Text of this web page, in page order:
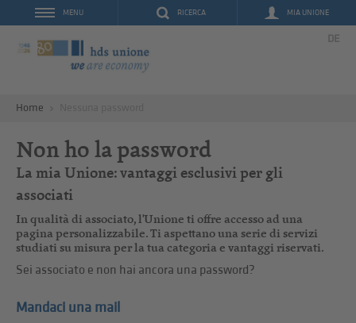
RICERCA MIA UNIONE
MENU
DE
Home
Non ho la password
La mia Unione: vantaggi esclusivi per gli
associati
In qualità di associato, l'Unione ti offre accesso ad una
pagina personalizzabile. Ti aspettano una serie di servizi
studiati su misura per la tua categoria e vantaggi riservati.
Sei associato e non hai ancora una password?
Mandaci una mail